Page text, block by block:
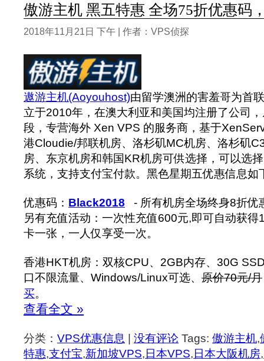
傲游主机 黑五特惠 全场75折优惠码
2018年11月21日 下午 | 作者：VPS侦探
遨游主机(Aoyouhost)由留学澳洲的害羞哥为首
立于2010年，在澳大利亚和美国均注册了公司
段，专营海外 Xen VPS 的服务商，基于
港Cloudie/邦联机房、洛杉矶MC机房、洛杉矶
房、东京机房和韩国KR机房可供选择，可以选
系统，支持支付宝付款。黑色星期五优惠信息如
优惠码： Black2018 - 所有机房全场终身8折优
另有充值活动：一次性充值600元,即可自动获得
卡一张，一人仅享受一次。
香港HKT机房：双核CPU、2GB内存、30G
口不限流量、Windows/Linux可选、 原价70元/月
买。
查看全文 »
分类： VPS优惠信息 | 没有评论 Tags: 傲游主机,
特惠,支付宝,新加坡VPS,日本VPS,日本大阪机房,